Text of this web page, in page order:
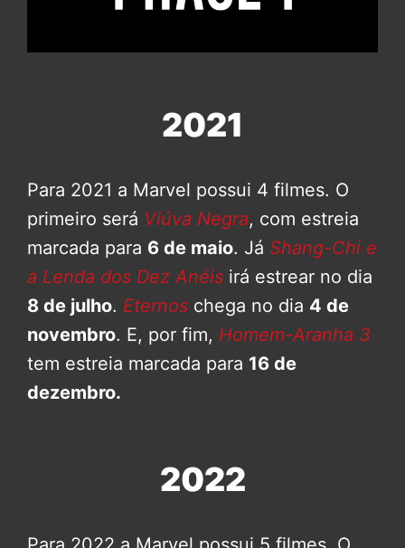
2021
Para 2021 a Marvel possui 4 filmes. O
primeiro será Viúva Negra, com estreia
marcada para 6 de maio. Já Shang-Chi e
a Lenda dos Dez Anéis irá estrear no dia
8 de julho. Eternos chega no dia 4 de
novembro. E, por fim, Homem-Aranha 3
tem estreia marcada para 16 de
dezembro.
2022